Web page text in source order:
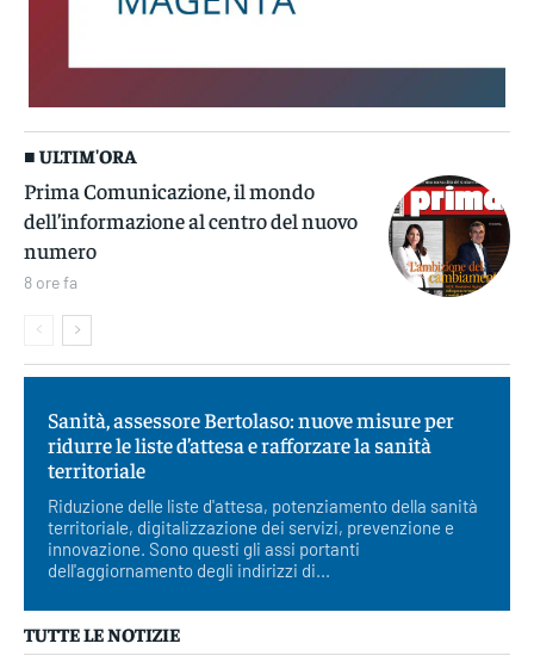
■ ULTIM'ORA
Prima Comunicazione, il mondo
dell’informazione al centro del nuovo
numero
8 ore fa
Sanità, assessore Bertolaso: nuove misure per
ridurre le liste d’attesa e rafforzare la sanità
territoriale
Riduzione delle liste d'attesa, potenziamento della sanità
territoriale, digitalizzazione dei servizi, prevenzione e
innovazione. Sono questi gli assi portanti
dell'aggiornamento degli indirizzi di...
TUTTE LE NOTIZIE